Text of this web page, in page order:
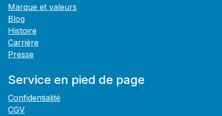
Marque et valeurs
Blog
Histoire
Carrière
Presse
Service en pied de page
Confidentialité
CGV